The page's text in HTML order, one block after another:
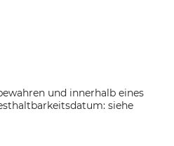
und innerhalb eines
siehe